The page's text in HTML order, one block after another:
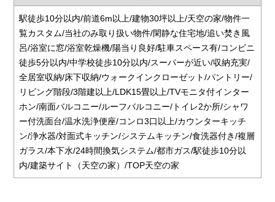
駅徒歩10分以内/前道6m以上/建物30坪以上/天空の家/物件一
覧カスタム/当社のみ取り扱い物件/閑静な住宅地/追い焚き風
呂/浴室に窓/浴室乾燥機/陽当り良好/駐車スペース有/コンビニ
徒歩5分以内/中学校徒歩10分以内/スーパーが近い/収納充実/
全居室収納/床下収納/ウォークインクローゼット/パントリー/
リビング階段/3階建以上/LDK15畳以上/TVモニタ付インター
ホン/南面バルコニー/ルーフバルコニー/トイレ2か所/シャワ
ー付洗面台/温水洗浄便座/コンロ3口以上/カウンターキッチ
ン/浄水器/対面式キッチン/システムキッチン/食洗器付き/複層
ガラス/本下水/24時間換気システム/都市ガス/駅徒歩10分以
内/建築サイト（天空の家）/TOP天空の家